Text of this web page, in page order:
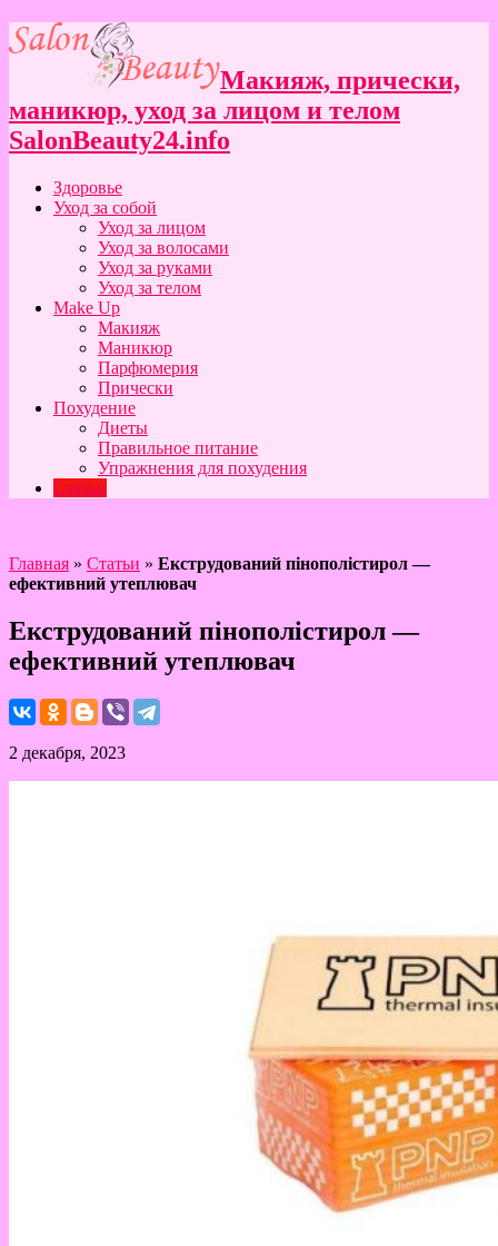
Макияж, прически,
маникюр, уход за лицом и телом
SalonBeauty24.info
Здоровье
Уход за собой
Уход за лицом
Уход за волосами
Уход за руками
Уход за телом
Make Up
Макияж
Маникюр
Парфюмерия
Прически
Похудение
Диеты
Правильное питание
Упражнения для похудения
Статьи
Главная » Статьи » Екструдований пінополістирол —
ефективний утеплювач
Екструдований пінополістирол —
ефективний утеплювач
2 декабря, 2023